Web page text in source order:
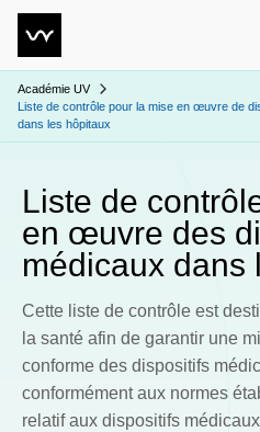
Académie UV
Liste de contrôle pour la mise en œuvre de
dans les hôpitaux
Liste de
en œuvre des
médicaux dans
Cette liste de contrôle est
la santé afin de garantir une
conforme des dispositifs
conformément aux normes
relatif aux dispositifs